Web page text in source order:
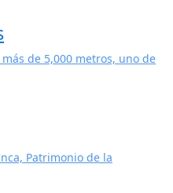
de 5,000 metros, uno de
Patrimonio de la